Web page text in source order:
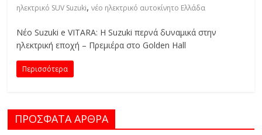
S
ηλεκτρικό SUV Suzuki,νέο ηλεκτρικό αυτοκίνητο Ελλάδα
Νέο Suzuki e VITARA: Η Suzuki περνά δυναμικά στην
ηλεκτρική εποχή – Πρεμιέρα στο Golden Hall
Περισσότερα
ΠΡΟΣΦΑΤΑ ΑΡΘΡΑ